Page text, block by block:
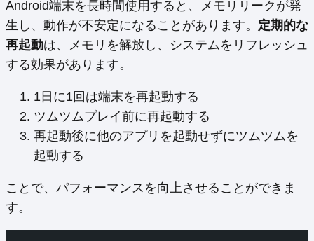
Android端末を長時間使用すると、メモリリークが発
生し、動作が不安定になることがあります。 定期的な
再起動は、メモリを解放し、システムをリフレッシュ
する効果があります。
1日に1回は端末を再起動する
ツムツムプレイ前に再起動する
再起動後に他のアプリを起動せずにツムツムを
起動する
ことで、パフォーマンスを向上させることができま
す。